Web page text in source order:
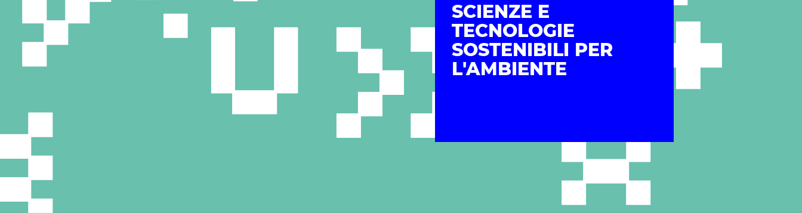
SCIENZE E
TECNOLOGIE
SOSTENIBILI PER
L'AMBIENTE